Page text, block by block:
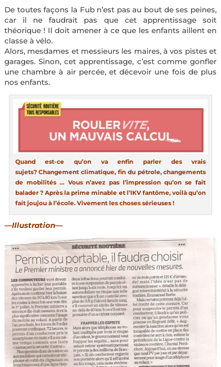
De toutes façons la Fub n’est pas au bout de ses peines,
car il ne faudrait pas que cet apprentissage soit
théorique ! Il doit amener à ce que les enfants aillent en
classe à vélo.
Alors, mesdames et messieurs les maires, à vos pistes et
garages. Sinon, cet apprentissage, c’est comme gonfler
une chambre à air percée, et décevoir une fois de plus
nos enfants.
Quand est-ce qu’on va enfin parler des vrais
sujets? Changement climatique, fin du pétrole, changements
de mobilités … Vous n’avez pas l’impression qu’on se fait
balader ? Après la prime minable et l’IKV fantôme, voilà qu’on
fait joujou à l’école. Vivement les choses sérieuses !
—Illustration—